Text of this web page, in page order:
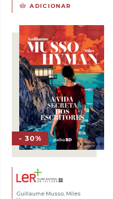
preço
original
17,50 €.
preço
atual
5,00 €.
ADICIONAR
- 30%
Guillaume Musso Miles